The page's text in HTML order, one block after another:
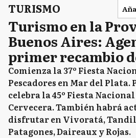
TURISMO
Turismo en la
Buenos Aires:
primer recambio
Comienza la 37º Fiesta
Pescadores en Mar del Plata.
celebra la 45º Fiesta Nacional
Cervecera. También habrá
disfrutar en Vivoratá,
Patagones, Daireaux y Rojas.